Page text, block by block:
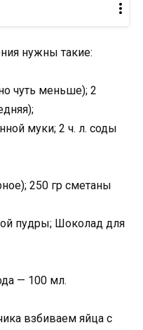
нужны такие:
чуть меньше); 2
муки; 2 ч. л. соды
250 гр сметаны
пудры; Шоколад для
— 100 мл.
взбиваем яйца с